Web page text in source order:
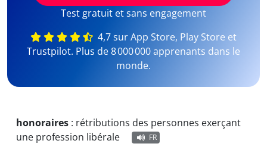
Test gratuit et sans engagement
4,7 sur App Store, Play Store et
Trustpilot. Plus de 8 000 000 apprenants dans le
monde.
honoraires : rétributions des personnes exerçant
une profession libérale
FR